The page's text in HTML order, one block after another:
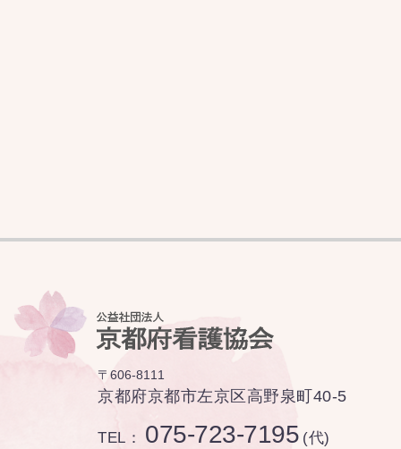
〒606-8111
京都府京都市左京区高野泉町40-5
TEL： 075-723-7195 (代)